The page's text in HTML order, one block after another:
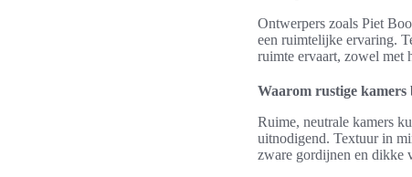
Ontwerpers zoals Piet
een ruimtelijke ervaring.
ruimte ervaart, zowel met
Waarom rustige
Ruime, neutrale kamers
uitnodigend. Textuur in
zware gordijnen en dikke